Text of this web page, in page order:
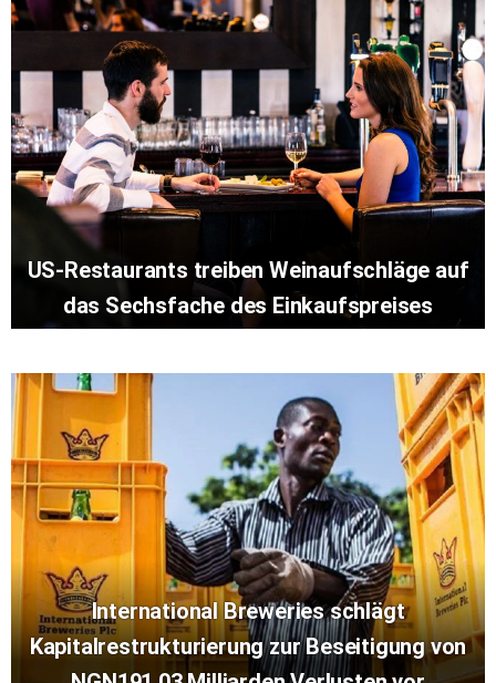
US-Restaurants treiben Weinaufschläge auf
das Sechsfache des Einkaufspreises
International Breweries schlägt
Kapitalrestrukturierung zur Beseitigung von